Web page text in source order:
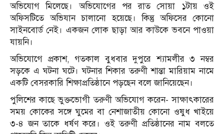
অভিযোগ মিলেছে। অভিযোগের পর রাত সোয়া ১টায় ওই
অফিসটিতে অভিযান চালানো হয়েছে। কিন্তু অফিসের কোনো
সাইনবোর্ড নেই। একজন লোক ছাড়া আর কাউকে ভবনে পাওয়া
যায়নি।
অভিযোগে প্রকাশ, গতকাল বুধবার দুপুরে শ্যামলীর ৩ নম্বর
সড়কে এ ঘটনা ঘটে। ঘটনার শিকার তরুণী শান্তা মারিয়াম নামে
একটি বেসরকারি শিক্ষাপ্রতিষ্ঠানে পড়ছেন বলে জানিয়েছেন।
পুলিশের কাছে ভুক্তভোগী তরুণী অভিযোগ করেন- সাক্ষাৎকারের
সময় কোকের সঙ্গে ঘুমের বা নেশাজাতীয় কোনো ওষুধ খাইয়ে
৩-৪ জন তাকে ধর্ষণ করে। ওই তরুণী প্রতিষ্ঠানের নাম বলতে